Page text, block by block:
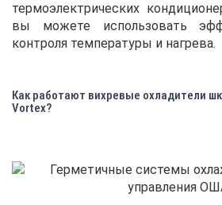
термоэлектрических
вы можете использовать
контроля температуры и нагрева.
Как работают вихревые охладители
Vortex?